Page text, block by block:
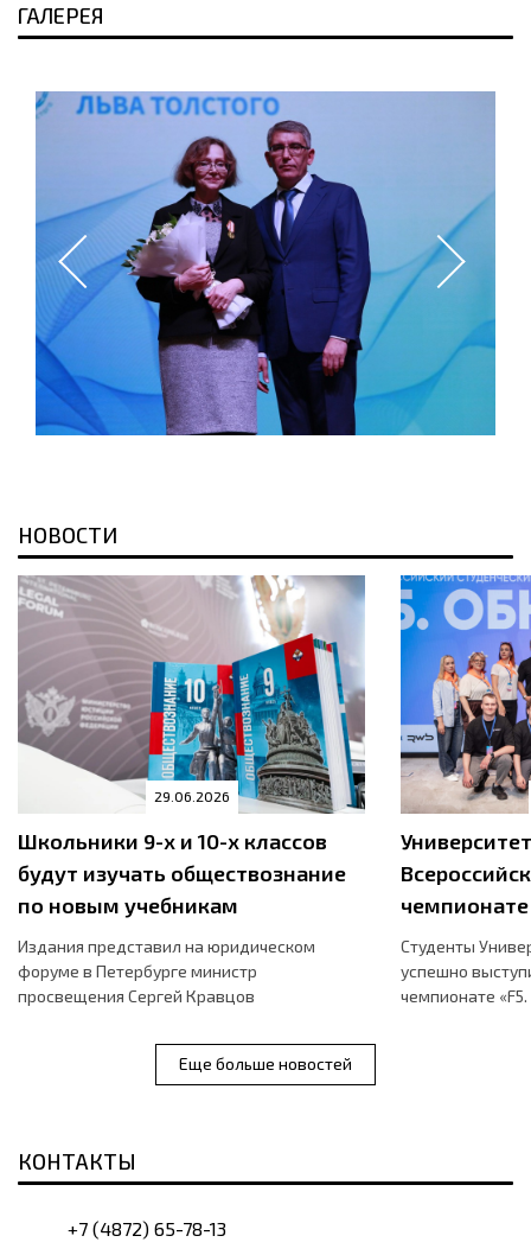
ГАЛЕРЕЯ
НОВОСТИ
29.06.2026
Школьники 9-х и 10-х классов
будут изучать обществознание
по новым учебникам
Издания представил на юридическом
форуме в Петербурге министр
просвещения Сергей Кравцов
чемпионате
Студенты
успешно
чемпионате
Еще больше новостей
КОНТАКТЫ
+7 (4872) 65-78-13